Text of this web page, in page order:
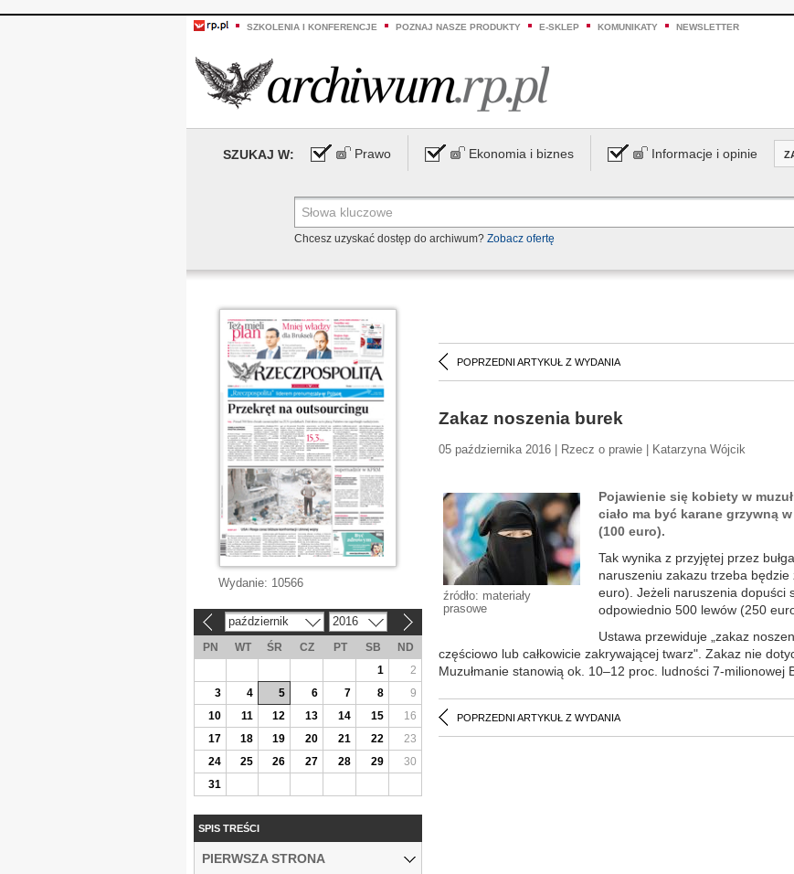
SZKOLENIA I KONFERENCJE POZNAJ NASZE PRODUKTY E-SKLEP KOMUNIKATY NEWSLETTER
SZUKAJ W: Prawo Ekonomia i biznes Informacje i opinie
Chcesz uzyskać dostęp do archiwum? Zobacz ofertę
POPRZEDNI ARTYKUŁ Z WYDANIA
Zakaz noszenia burek
05 października 2016 | Rzecz o prawie | Katarzyna Wójcik
źródło: materiały
prasowe
Pojawienie się kobiety w
ciało ma być karane grzywną
(100 euro).
Tak wynika z przyjętej przez
naruszeniu zakazu trzeba będzie
euro). Jeżeli naruszenia dopuści
odpowiednio 500 lewów (250
Ustawa przewiduje „zakaz
częściowo lub całkowicie zakrywającej twarz". Zakaz nie
Muzułmanie stanowią ok. 10–12 proc. ludności 7-milionowej
POPRZEDNI ARTYKUŁ Z WYDANIA
Wydanie: 10566
październik 2016
PN WT ŚR CZ PT SB
ND
1
2
3
4 5 6 7 8
9
10
11 12 13 14 15
16
17
18 19 20 21 22
23
24
25 26 27 28 29
30
31
SPIS TREŚCI
PIERWSZA STRONA